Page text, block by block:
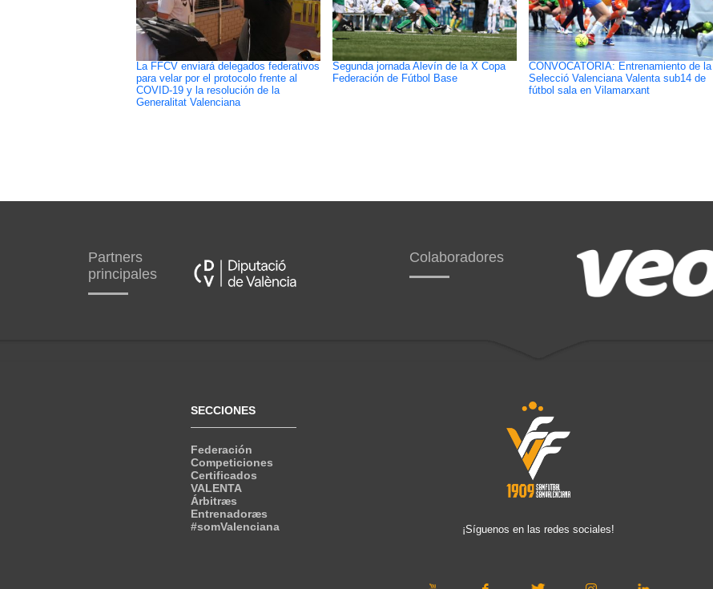
La FFCV enviará delegados federativos
para velar por el protocolo frente al
COVID-19 y la resolución de la
Generalitat Valenciana
Segunda jornada Alevín de la X Copa
Federación de Fútbol Base
CONVOCATORIA: Entrenamiento de la
Selecció Valenciana Valenta sub14 de
fútbol sala en Vilamarxant
Partners
principales
Colaboradores
SECCIONES
Federación
Competiciones
Certificados
VALENTA
Árbitræs
Entrenadoræs
#somValenciana
¡Síguenos en las redes sociales!